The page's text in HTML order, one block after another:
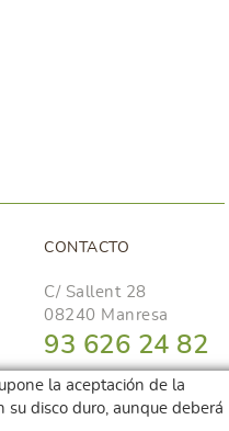
CONTACTO
C/ Sallent 28
08240 Manresa
93 626 24 82
689 48 94 10
hola@frescoop.coop
la aceptación de la
disco duro, aunque deberá